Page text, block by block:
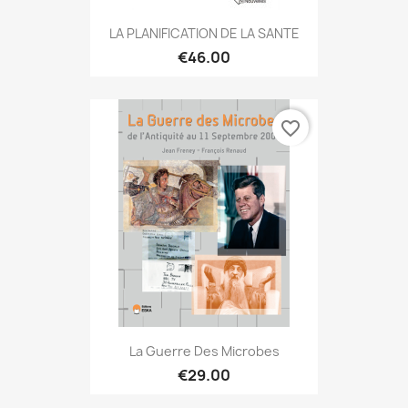
LA PLANIFICATION DE LA SANTE
€46.00
La Guerre Des Microbes
€29.00
favorite_border